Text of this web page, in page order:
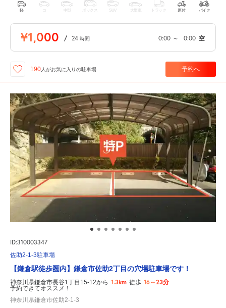
軽 中型 ボックス SUV 大型車 トラック 原付 バイク
¥1,000 / 24 時間 0:00 ～ 0:00 空
190人がお気に入りの駐車場 予約へ
ID:310003347
佐助2-1-3駐車場
【鎌倉駅徒歩圏内】鎌倉市佐助2丁目の穴場駐車場です！
神奈川県鎌倉市長谷1丁目15-12から 1.3km 徒歩 16～23分
予約できてオススメ！
神奈川県鎌倉市佐助2-1-3